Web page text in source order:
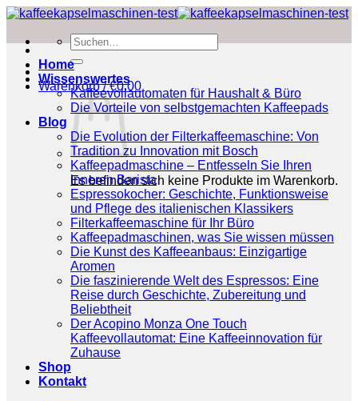
Zum
springen
Suchen
nach:
Warenkorb /€0.00
Es befinden sich keine Produkte im Warenkorb.
Home
Wissenswertes
Kaffeevollautomaten für Haushalt & Büro
Die Vorteile von selbstgemachten Kaffeepads
Blog
Die Evolution der Filterkaffeemaschine: Von
Tradition zu Innovation mit Bosch
Kaffeepadmaschine – Entfesseln Sie Ihren
inneren Barista
Espressokocher: Geschichte, Funktionsweise
und Pflege des italienischen Klassikers
Filterkaffeemaschine für Ihr Büro
Kaffeepadmaschinen, was Sie wissen müssen
Die Kunst des Kaffeeanbaus: Einzigartige
Aromen
Die faszinierende Welt des Espressos: Eine
Reise durch Geschichte, Zubereitung und
Beliebtheit
Der Acopino Monza One Touch
Kaffeevollautomat: Eine Kaffeeinnovation für
Zuhause
Shop
Kontakt